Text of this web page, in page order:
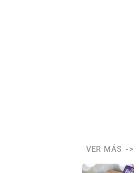
VER MÁS